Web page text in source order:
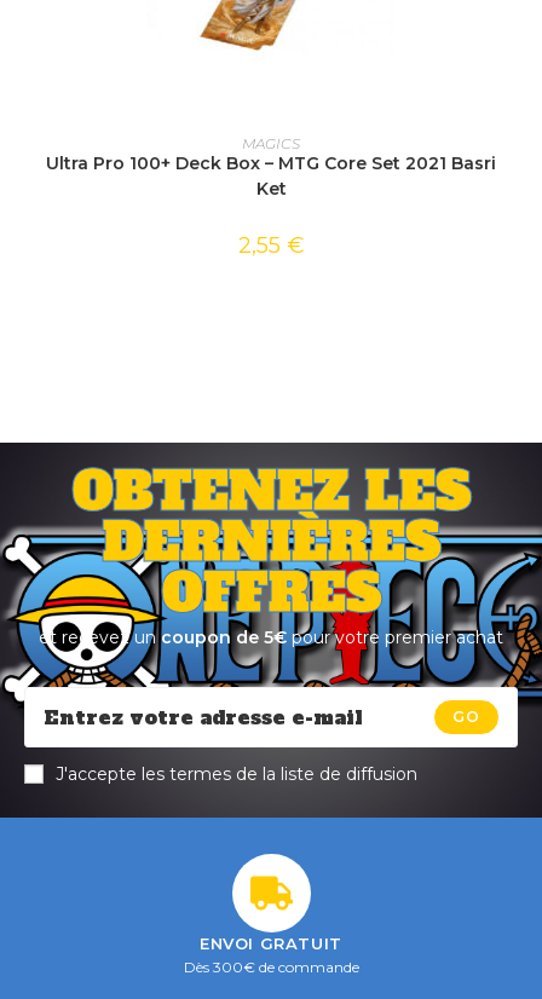
AJOUTER AU PANIER
MAGICS
Ultra Pro 100+ Deck Box – MTG Core Set 2021 Basri
Ket
2,55 €
OBTENEZ LES
DERNIÈRES
OFFRES
et recevez un coupon de 5€ pour votre premier achat
GO
J'accepte les termes de la liste de diffusion
ENVOI GRATUIT
Dès 300€ de commande